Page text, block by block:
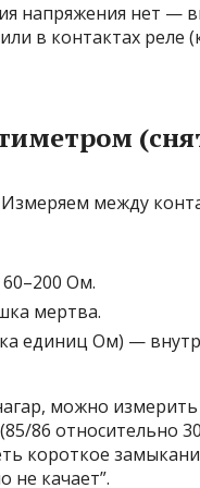
напряжения нет —
в контактах реле
между
Ом.
мертва.
единиц Ом) —
можно измерить
86 относительно
короткое
не качает”.